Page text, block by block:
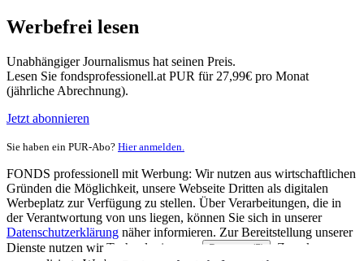
Werbefrei lesen
Unabhängiger Journalismus hat seinen Preis.
Lesen Sie fondsprofessionell.at PUR für 27,99€ pro Monat
(jährliche Abrechnung).
Jetzt abonnieren
Sie haben ein PUR-Abo? Hier anmelden.
FONDS professionell mit Werbung: Wir nutzen aus wirtschaftlichen
Gründen die Möglichkeit, unsere Webseite Dritten als digitalen
Werbeplatz zur Verfügung zu stellen. Über Verarbeitungen, die in
der Verantwortung von uns liegen, können Sie sich in unserer
Datenschutzerklärung näher informieren. Zur Bereitstellung unserer
Dienste nutzen wir Technologien von
Partnern (5)
. Zwecke: